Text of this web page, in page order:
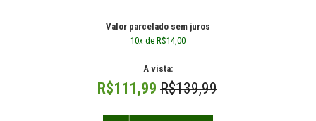
R$139,99
Valor parcelado sem juros
10x de R$14,00
A vista:
R$111,99 R$139,99